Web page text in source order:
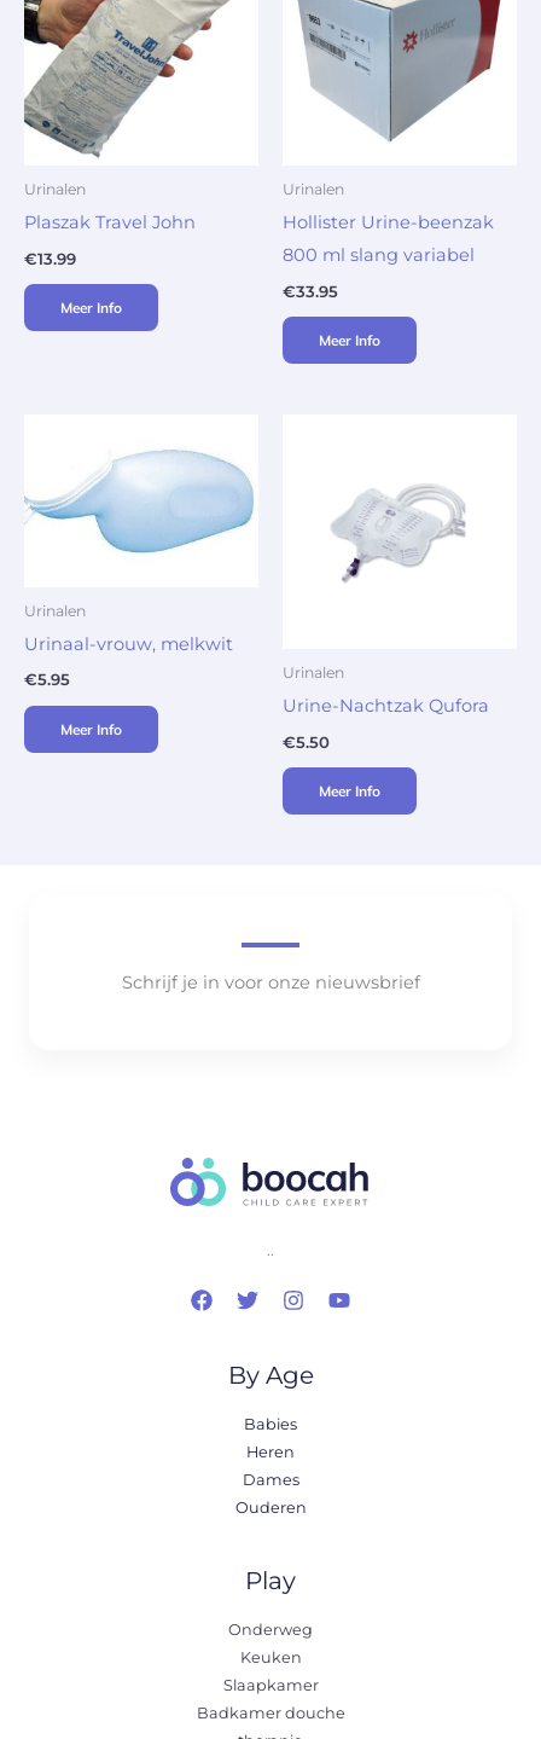
Urinalen
Plaszak Travel John
€13.99
Meer Info
Urinalen
Hollister Urine-beenzak
800 ml slang variabel
€33.95
Meer Info
Urinalen
Urinaal-vrouw, melkwit
€5.95
Meer Info
Urinalen
Urine-Nachtzak Qufora
€5.50
Meer Info
Schrijf je in voor onze nieuwsbrief
..
By Age
Babies
Heren
Dames
Ouderen
Play
Onderweg
Keuken
Slaapkamer
Badkamer douche